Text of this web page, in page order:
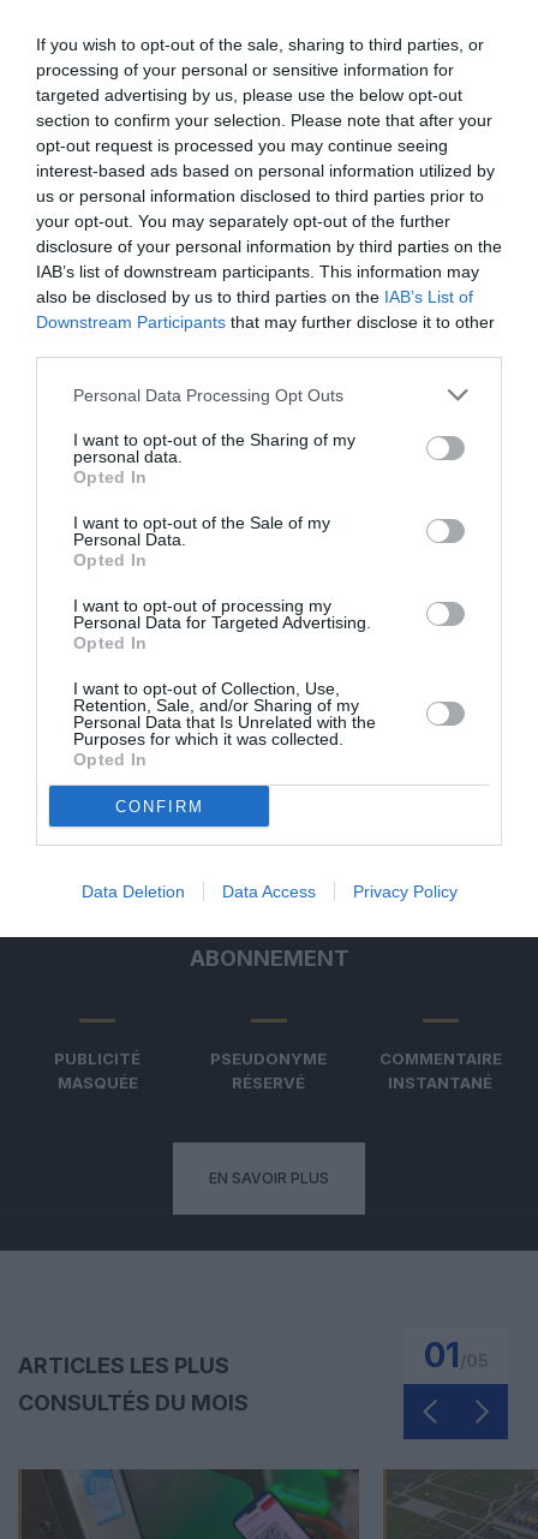
If you wish to opt-out of the sale, sharing to third parties, or
processing of your personal or sensitive information for
targeted advertising by us, please use the below opt-out
section to confirm your selection. Please note that after your
opt-out request is processed you may continue seeing
interest-based ads based on personal information utilized by
us or personal information disclosed to third parties prior to
your opt-out. You may separately opt-out of the further
disclosure of your personal information by third parties on the
IAB’s list of downstream participants. This information may
also be disclosed by us to third parties on the IAB’s List of
Downstream Participants that may further disclose it to other
Personal Data Processing Opt Outs
I want to opt-out of the Sharing of my
personal data.
Opted In
I want to opt-out of the Sale of my
Personal Data.
Opted In
I want to opt-out of processing my
Personal Data for Targeted Advertising.
Opted In
I want to opt-out of Collection, Use,
Retention, Sale, and/or Sharing of my
Personal Data that Is Unrelated with the
Purposes for which it was collected.
Opted In
CONFIRM
Data Deletion Data Access Privacy Policy
FAIRE UN DON
Appel aux lecteurs !
Soutenez Air Journal participez
à son
développement !
NOUS SOUTENIR
Manfou
a commenté l'article :
Pyramides, croisières et mer Rouge : l’Égypte mise sur
une saison record malgré le contexte géopolitique
Arn31a commenté l'article :
Après Emirates, Lufthansa remet en cause la réception
de Boeing 777-9 déjà construits
ABONNEMENT
PUBLICITÉ
MASQUÉE
PSEUDONYME
RÉSERVÉ
COMMENTAIRE
INSTANTANÉ
EN SAVOIR PLUS
ARTICLES LES PLUS
CONSULTÉS DU MOIS
01